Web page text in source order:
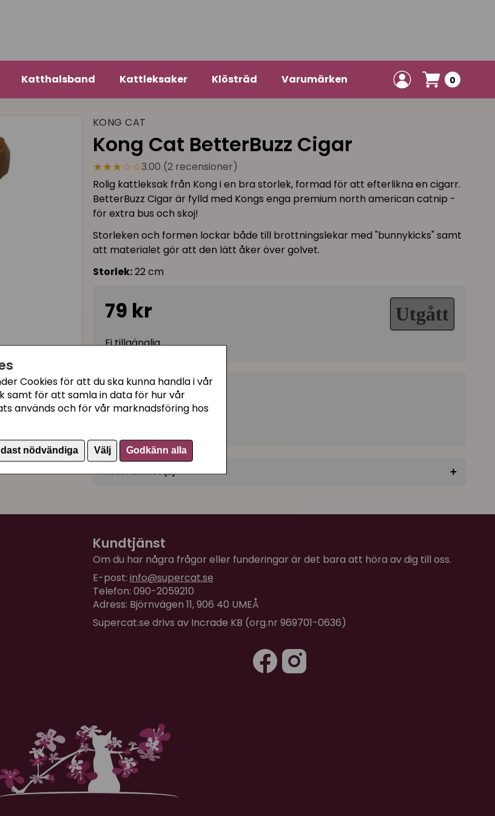
Cookies för att du ska kunna handla i vår
samt för att samla in data för hur vår
används och för vår marknadsföring hos
nödvändiga Välj Godkänn alla
Katthalsband Kattleksaker Klösträd Varumärken 0
KONG CAT
Kong Cat BetterBuzz Cigar
★★★☆☆3.00 (2 recensioner)
Rolig kattleksak från Kong i en bra storlek, formad för att efterlikna en cigarr.
BetterBuzz Cigar är fylld med Kongs enga premium north american catnip -
för extra bus och skoj!
Storleken och formen lockar både till brottningslekar med "bunnykicks" samt
att materialet gör att den lätt åker över golvet.
Storlek:22 cm
79 kr Utgått
Ej tillgänglig
Kategorier:
Kattmyntaleksaker
Recensioner (2) +
för 9 månader sedan
Linda
för 2 år sedan
★★★ ★★
Det här är en favorit hos våra katter och hållbarare än många andra
leksaker. Detta är den tredje vi beställt.
Kundtjänst
Om du har några frågor eller funderingar är det bara att höra av dig till oss.
E-post: info@supercat.se
Telefon: 090-2059210
Adress: Björnvägen 11, 906 40 UMEÅ
Supercat.se drivs av Incrade KB (org.nr 969701-0636)